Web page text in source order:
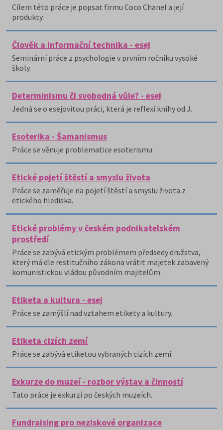
Cílem této práce je popsat firmu Coco Chanel a její
produkty.
Člověk a informační technika - esej
Seminární práce z psychologie v prvním ročníku vysoké
školy.
Determinismu či svobodná vůle? - esej
Jedná se o esejovitou práci, která je reflexí knihy od J.
Esoterika - Šamanismus
Práce se věnuje problematice esoterismu.
Etické pojetí štěstí a smyslu života
Práce se zaměřuje na pojetí štěstí a smyslu života z
etického hlediska.
Etické problémy v českém podnikatelském
prostředí
Práce se zabývá etickým problémem předsedy družstva,
který má dle restitučního zákona vrátit majetek zabavený
komunistickou vládou původním majitelům.
Etiketa a kultura - esej
Práce se zamýšlí nad vztahem etikety a kultury.
Etiketa cizích zemí
Práce se zabývá etiketou vybraných cizích zemí.
Exkurze do muzeí - rozbor výstav a činností
Tato práce je exkurzí po českých muzeích.
Fundraising pro neziskové organizace